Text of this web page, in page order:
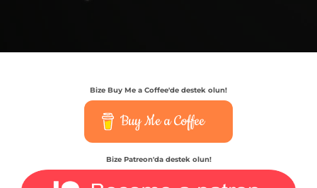
Bize Buy Me a Coffee'de destek olun!
Buy Me a Coffee
Bize Patreon'da destek olun!